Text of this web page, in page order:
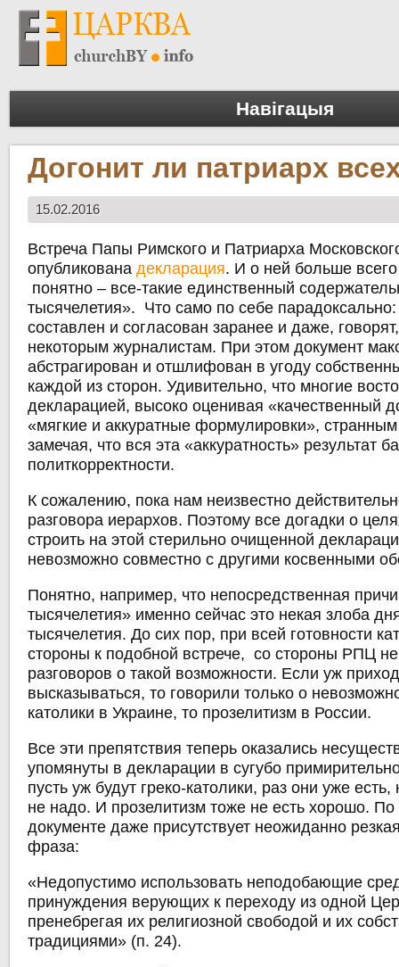
Навігацыя
Догонит ли патриарх
15.02.2016
Встреча Папы Римского и Патриарха
опубликованадекларация. И о ней больше всего
понятно – все-такие единственный
тысячелетия». Что само по себе
составлен и согласован заранее и даже,
некоторым журналистам. При этом документ
абстрагирован и отшлифован в угоду
каждой из сторон. Удивительно, что многие
декларацией, высоко оценивая «качественный
«мягкие и аккуратные формулировки»,
замечая, что вся эта «аккуратность» результат
политкорректности.
К сожалению, пока нам неизвестно
разговора иерархов. Поэтому все догадки о
строить на этой стерильно очищенной
невозможно совместно с другими косвенными
Понятно, например, что непосредственная
тысячелетия» именно сейчас это некая злоба
тысячелетия. До сих пор, при всей готовности
стороны к подобной встрече, со стороны РПЦ
разговоров о такой возможности. Если уж
высказываться, то говорили только о
католики в Украине, то прозелитизм в России.
Все эти препятствия теперь оказались
упомянуты в декларации в сугубо
пусть уж будут греко-католики, раз они уже есть,
не надо. И прозелитизм тоже не есть хорошо. По
документе даже присутствует неожиданно
фраза:
«Недопустимо использовать неподобающие
принуждения верующих к переходу из одной
пренебрегая их религиозной свободой и их
традициями» (п. 24).